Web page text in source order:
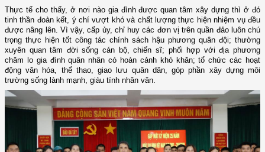
Thực tế cho thấy, ở nơi nào gia đình được quan tâm xây dựng thì ở đó
tinh thần đoàn kết, ý chí vượt khó và chất lượng thực hiện nhiệm vụ đều
được nâng lên. Vì vậy, cấp ủy, chỉ huy các đơn vị trên quần đảo luôn chú
trọng thực hiện tốt công tác chính sách hậu phương quân đội; thường
xuyên quan tâm đời sống cán bộ, chiến sĩ; phối hợp với địa phương
chăm lo gia đình quân nhân có hoàn cảnh khó khăn; tổ chức các hoạt
động văn hóa, thể thao, giao lưu quân dân, góp phần xây dựng môi
trường sống lành mạnh, giàu tính nhân văn.